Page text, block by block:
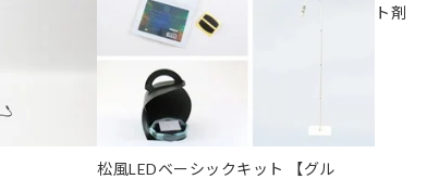
松風LEDベーシックキット 【グル
ト剤